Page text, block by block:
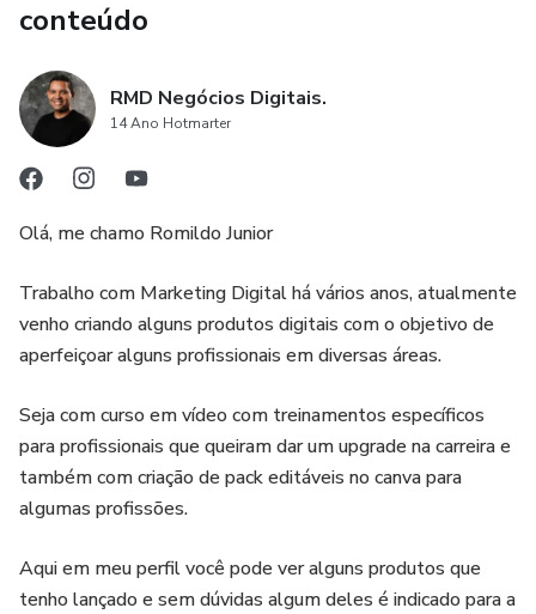
conteúdo
RMD Negócios Digitais.
14 Ano Hotmarter
Olá, me chamo Romildo Junior
Trabalho com Marketing Digital há vários anos, atualmente
venho criando alguns produtos digitais com o objetivo de
aperfeiçoar alguns profissionais em diversas áreas.
Seja com curso em vídeo com treinamentos específicos
para profissionais que queiram dar um upgrade na carreira e
também com criação de pack editáveis no canva para
algumas profissões.
Aqui em meu perfil você pode ver alguns produtos que
tenho lançado e sem dúvidas algum deles é indicado para a